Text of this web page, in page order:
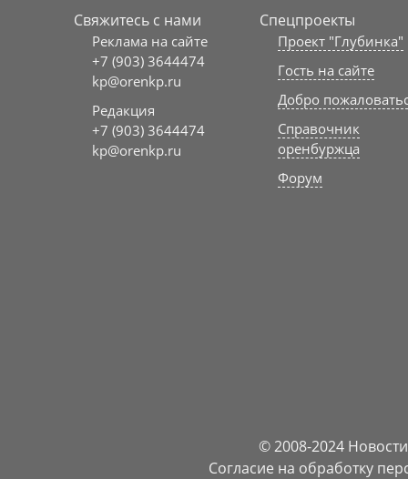
Свяжитесь с нами
Реклама на сайте
+7 (903) 3644474
kp@orenkp.ru
Редакция
+7 (903) 3644474
kp@orenkp.ru
Спецпроекты
Проект "Глубинка"
Гость на сайте
Добро
Справочник
оренбуржца
Форум
© 2008-2024
Согласие на обработку